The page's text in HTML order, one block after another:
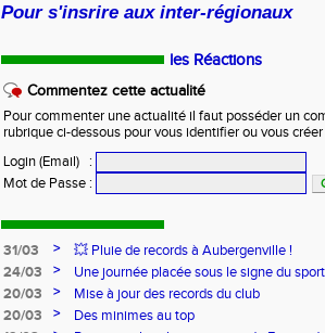
Pour s'insrire aux inter-régionaux
les Réactions
Commentez cette actualité
Pour commenter une actualité il faut posséder un
rubrique ci-dessous pour vous identifier ou vous
Login (Email)
:
Mot de Passe :
31/03 >
💥 Pluie de records à Aubergenville !
24/03
>
Une journée placée sous le signe du
20/03
>
Mise à jour des records du club
20/03
>
Des minimes au top